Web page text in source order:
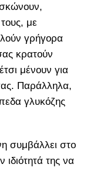
με
γρήγορα
κρατούν
μένουν για
Παράλληλα,
γλυκόζης
συμβάλλει στο
ιδιότητά της να